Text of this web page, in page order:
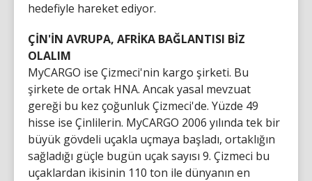
hedefiyle hareket ediyor.
ÇİN'İN AVRUPA, AFRİKA BAĞLANTISI BİZ
OLALIM
MyCARGO ise Çizmeci'nin kargo şirketi. Bu
şirkete de ortak HNA. Ancak yasal mevzuat
gereği bu kez çoğunluk Çizmeci'de. Yüzde 49
hisse ise Çinlilerin. MyCARGO 2006 yılında tek bir
büyük gövdeli uçakla uçmaya başladı, ortaklığın
sağladığı güçle bugün uçak sayısı 9. Çizmeci bu
uçaklardan ikisinin 110 ton ile dünyanın en